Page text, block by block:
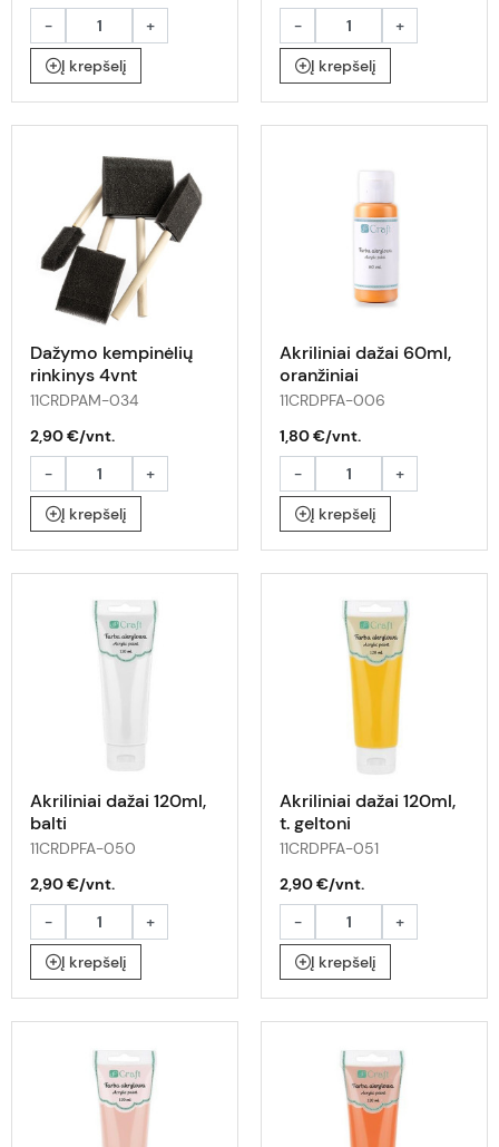
-
+
Į krepšelį
-
+
Į krepšelį
Dažymo kempinėlių
rinkinys 4vnt
11CRDPAM-034
2,90 €/vnt.
-
+
Į krepšelį
Akriliniai dažai 60ml,
oranžiniai
11CRDPFA-006
1,80 €/vnt.
-
+
Į krepšelį
Akriliniai dažai 120ml,
balti
11CRDPFA-050
2,90 €/vnt.
-
+
Į krepšelį
Akriliniai dažai 120ml,
t. geltoni
11CRDPFA-051
2,90 €/vnt.
-
+
Į krepšelį